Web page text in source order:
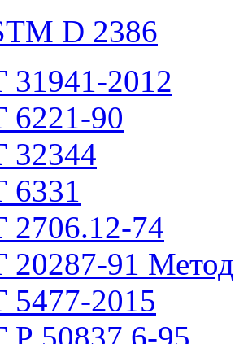
D 2386
2012
90
74
91
2015